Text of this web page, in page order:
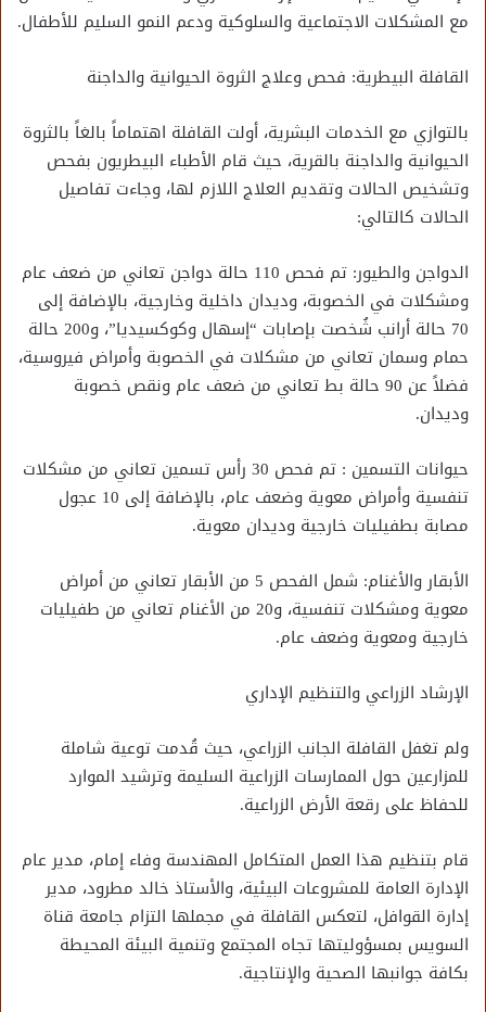
مع المشكلات الاجتماعية والسلوكية ودعم النمو السليم للأطفال.
القافلة البيطرية: فحص وعلاج الثروة الحيوانية والداجنة
بالتوازي مع الخدمات البشرية، أولت القافلة اهتماماً بالغاً بالثروة
الحيوانية والداجنة بالقرية، حيث قام الأطباء البيطريون بفحص
وتشخيص الحالات وتقديم العلاج اللازم لها، وجاءت تفاصيل
الحالات كالتالي:
الدواجن والطيور: تم فحص 110 حالة دواجن تعاني من ضعف عام
ومشكلات في الخصوبة، وديدان داخلية وخارجية، بالإضافة إلى
70 حالة أرانب شُخصت بإصابات “إسهال وكوكسيديا”، و200 حالة
حمام وسمان تعاني من مشكلات في الخصوبة وأمراض فيروسية،
فضلاً عن 90 حالة بط تعاني من ضعف عام ونقص خصوبة
وديدان.
حيوانات التسمين : تم فحص 30 رأس تسمين تعاني من مشكلات
تنفسية وأمراض معوية وضعف عام، بالإضافة إلى 10 عجول
مصابة بطفيليات خارجية وديدان معوية.
الأبقار والأغنام: شمل الفحص 5 من الأبقار تعاني من أمراض
معوية ومشكلات تنفسية، و20 من الأغنام تعاني من طفيليات
خارجية ومعوية وضعف عام.
الإرشاد الزراعي والتنظيم الإداري
ولم تغفل القافلة الجانب الزراعي، حيث قُدمت توعية شاملة
للمزارعين حول الممارسات الزراعية السليمة وترشيد الموارد
للحفاظ على رقعة الأرض الزراعية.
قام بتنظيم هذا العمل المتكامل المهندسة وفاء إمام، مدير عام
الإدارة العامة للمشروعات البيئية، والأستاذ خالد مطرود، مدير
إدارة القوافل، لتعكس القافلة في مجملها التزام جامعة قناة
السويس بمسؤوليتها تجاه المجتمع وتنمية البيئة المحيطة
بكافة جوانبها الصحية والإنتاجية.